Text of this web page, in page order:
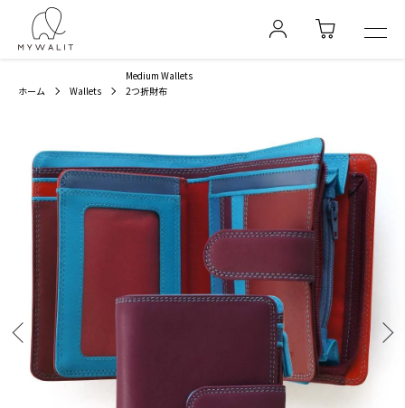
ホーム Wallets
Medium Wallets
2つ折財布